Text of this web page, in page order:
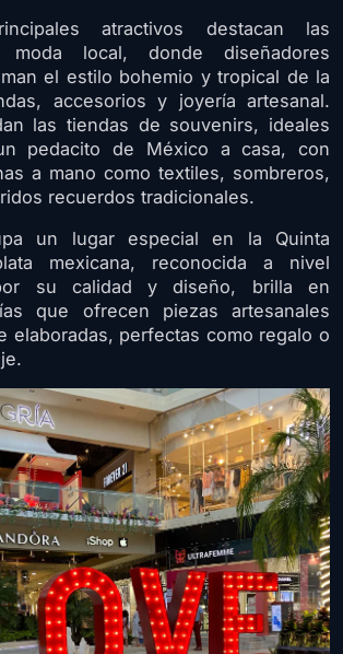
atractivos destacan las
moda local, donde diseñadores
el estilo bohemio y tropical de la
accesorios y joyería artesanal.
las tiendas de souvenirs, ideales
pedacito de México a casa, con
a mano como textiles, sombreros,
recuerdos tradicionales.
un lugar especial en la Quinta
mexicana, reconocida a nivel
su calidad y diseño, brilla en
que ofrecen piezas artesanales
elaboradas, perfectas como regalo o